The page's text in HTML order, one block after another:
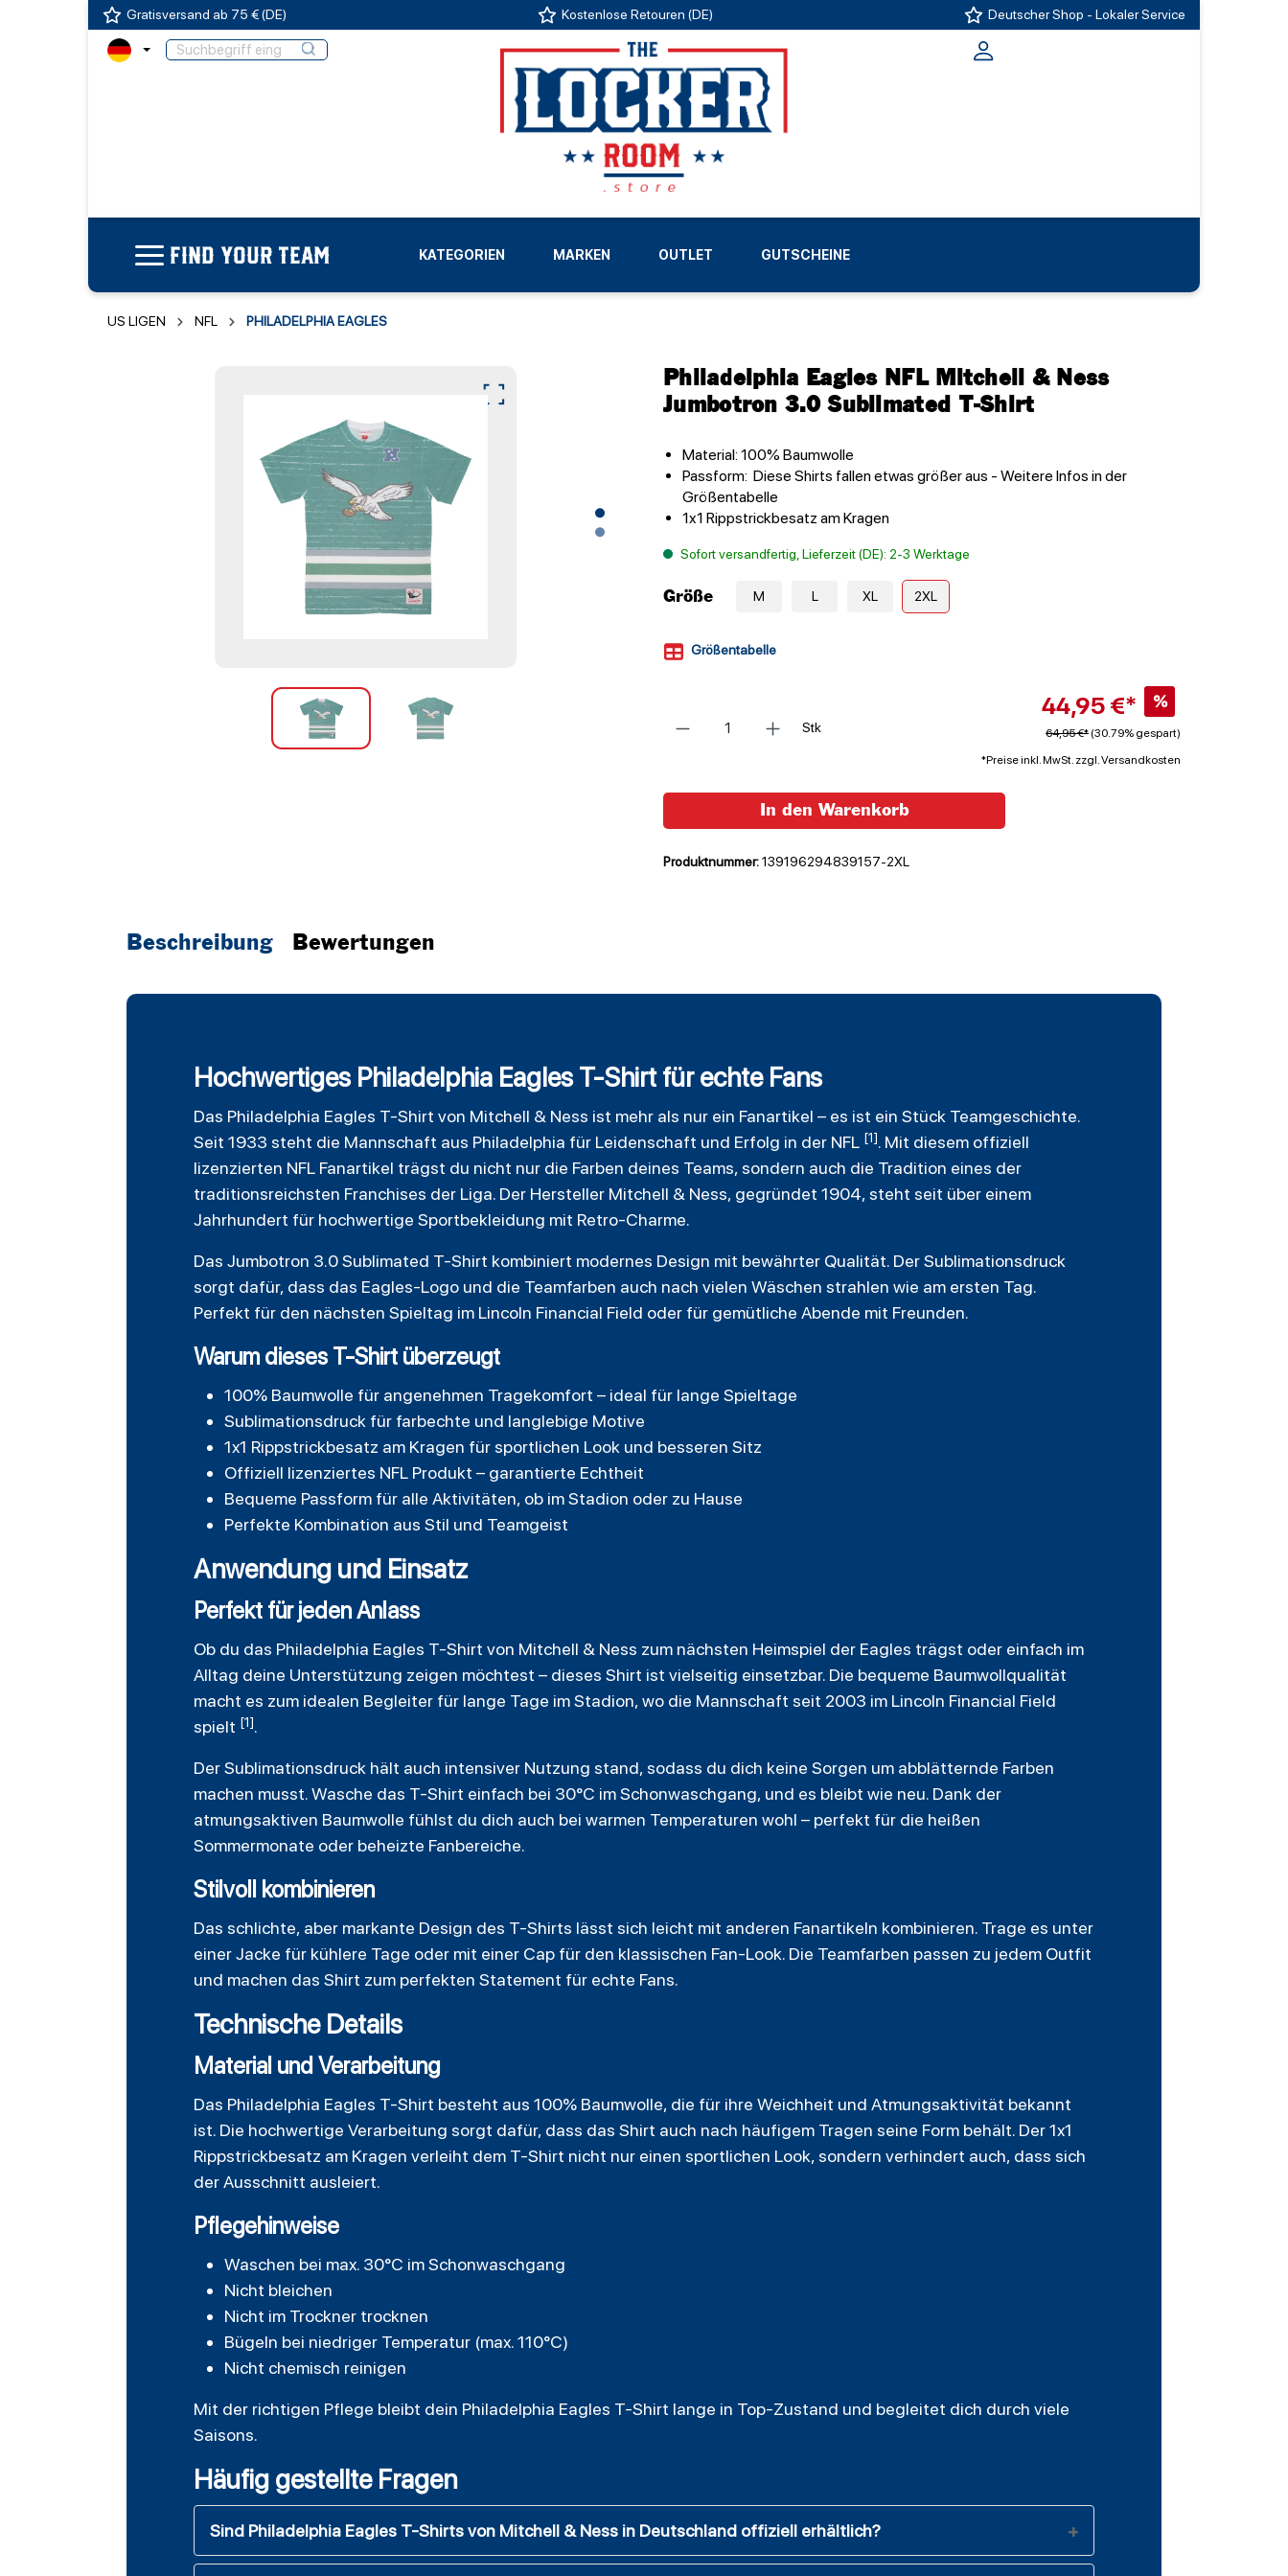
Gratisversand ab 75 € (DE) Kostenlose Retouren (DE) Deutscher Shop - Lokaler Service
FIND YOUR TEAM KATEGORIEN MARKEN
LIGEN
OUTLET GUTSCHEINE
US LIGEN NFL PHILADELPHIA EAGLES
Philadelphia Eagles NFL Mitchell & Ness
Jumbotron 3.0 Sublimated T-Shirt
Material: 100% Baumwolle
Passform: Diese Shirts fallen etwas größer aus - Weitere Infos in der
Größentabelle
1x1 Rippstrickbesatz am Kragen
Sofort versandfertig, Lieferzeit (DE): 2-3 Werktage
Größe M L XL 2XL
Größentabelle
Stk
44,95 €* %
64,95 €* (30.79% gespart)
*Preise inkl. MwSt. zzgl. Versandkosten
In den Warenkorb
Produktnummer:139196294839157-2XL
Beschreibung Bewertungen
Hochwertiges Philadelphia Eagles T-Shirt für echte Fans
Das Philadelphia Eagles T-Shirt von Mitchell & Ness ist mehr als nur ein Fanartikel – es ist ein Stück Teamgeschichte.
Seit 1933 steht die Mannschaft aus Philadelphia für Leidenschaft und Erfolg in der NFL [1]. Mit diesem offiziell
lizenzierten NFL Fanartikel trägst du nicht nur die Farben deines Teams, sondern auch die Tradition eines der
traditionsreichsten Franchises der Liga. Der Hersteller Mitchell & Ness, gegründet 1904, steht seit über einem
Jahrhundert für hochwertige Sportbekleidung mit Retro-Charme.
Das Jumbotron 3.0 Sublimated T-Shirt kombiniert modernes Design mit bewährter Qualität. Der Sublimationsdruck
sorgt dafür, dass das Eagles-Logo und die Teamfarben auch nach vielen Wäschen strahlen wie am ersten Tag.
Perfekt für den nächsten Spieltag im Lincoln Financial Field oder für gemütliche Abende mit Freunden.
Warum dieses T-Shirt überzeugt
100% Baumwolle für angenehmen Tragekomfort – ideal für lange Spieltage
Sublimationsdruck für farbechte und langlebige Motive
1x1 Rippstrickbesatz am Kragen für sportlichen Look und besseren Sitz
Offiziell lizenziertes NFL Produkt – garantierte Echtheit
Bequeme Passform für alle Aktivitäten, ob im Stadion oder zu Hause
Perfekte Kombination aus Stil und Teamgeist
Anwendung und Einsatz
Perfekt für jeden Anlass
Ob du das Philadelphia Eagles T-Shirt von Mitchell & Ness zum nächsten Heimspiel der Eagles trägst oder einfach im
Alltag deine Unterstützung zeigen möchtest – dieses Shirt ist vielseitig einsetzbar. Die bequeme Baumwollqualität
macht es zum idealen Begleiter für lange Tage im Stadion, wo die Mannschaft seit 2003 im Lincoln Financial Field
spielt [1].
Der Sublimationsdruck hält auch intensiver Nutzung stand, sodass du dich keine Sorgen um abblätternde Farben
machen musst. Wasche das T-Shirt einfach bei 30°C im Schonwaschgang, und es bleibt wie neu. Dank der
atmungsaktiven Baumwolle fühlst du dich auch bei warmen Temperaturen wohl – perfekt für die heißen
Sommermonate oder beheizte Fanbereiche.
Stilvoll kombinieren
Das schlichte, aber markante Design des T-Shirts lässt sich leicht mit anderen Fanartikeln kombinieren. Trage es unter
einer Jacke für kühlere Tage oder mit einer Cap für den klassischen Fan-Look. Die Teamfarben passen zu jedem Outfit
und machen das Shirt zum perfekten Statement für echte Fans.
Technische Details
Material und Verarbeitung
Das Philadelphia Eagles T-Shirt besteht aus 100% Baumwolle, die für ihre Weichheit und Atmungsaktivität bekannt
ist. Die hochwertige Verarbeitung sorgt dafür, dass das Shirt auch nach häufigem Tragen seine Form behält. Der 1x1
Rippstrickbesatz am Kragen verleiht dem T-Shirt nicht nur einen sportlichen Look, sondern verhindert auch, dass sich
der Ausschnitt ausleiert.
Pflegehinweise
Waschen bei max. 30°C im Schonwaschgang
Nicht bleichen
Nicht im Trockner trocknen
Bügeln bei niedriger Temperatur (max. 110°C)
Nicht chemisch reinigen
Mit der richtigen Pflege bleibt dein Philadelphia Eagles T-Shirt lange in Top-Zustand und begleitet dich durch viele
Saisons.
Häufig gestellte Fragen
Sind Philadelphia Eagles T-Shirts von Mitchell & Ness in Deutschland offiziell erhältlich?